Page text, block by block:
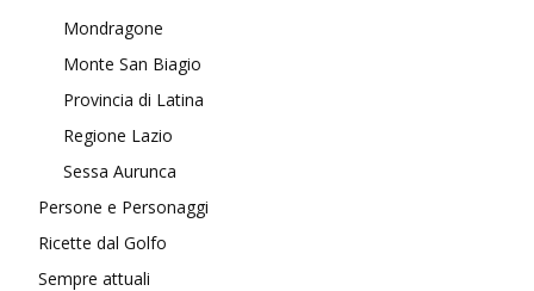
Mondragone
Monte San Biagio
Provincia di Latina
Regione Lazio
Sessa Aurunca
Persone e Personaggi
Ricette dal Golfo
Sempre attuali